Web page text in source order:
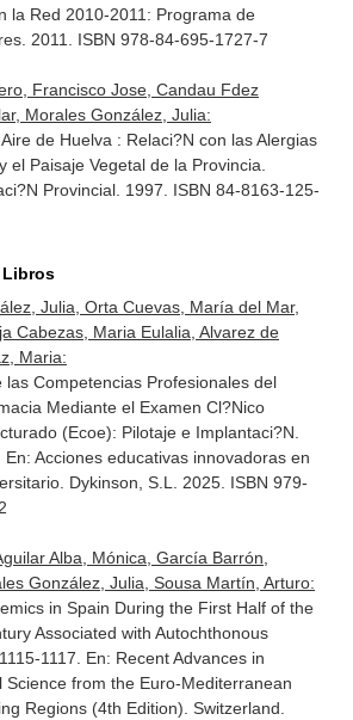
la Red 2010-2011: Programa de
2011. ISBN 978-84-695-1727-7
Francisco Jose, Candau Fdez
Morales González, Julia:
de Huelva : Relaci?N con las Alergias
el Paisaje Vegetal de la Provincia.
Provincial. 1997. ISBN 84-8163-125-
Julia, Orta Cuevas, María del Mar,
Cabezas, Maria Eulalia, Alvarez de
Maria:
las Competencias Profesionales del
Mediante el Examen Cl?Nico
(Ecoe): Pilotaje e Implantaci?N.
En: Acciones educativas innovadoras en
. Dykinson, S.L. 2025. ISBN 979-
Alba, Mónica, García Barrón,
González, Julia, Sousa Martín, Arturo:
in Spain During the First Half of the
Associated with Autochthonous
1117. En: Recent Advances in
Science from the Euro-Mediterranean
Regions (4th Edition) . Switzerland.